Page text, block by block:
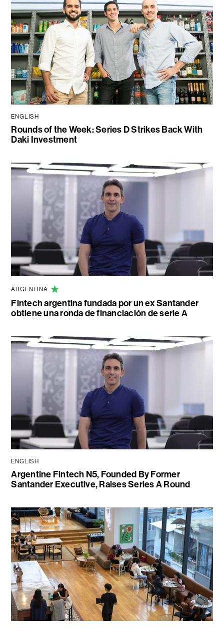
ENGLISH
Rounds of the Week: Series D Strikes Back With
Daki Investment
ARGENTINA
Fintech argentina fundada por un ex Santander
obtiene una ronda de financiación de serie A
ENGLISH
Argentine Fintech N5, Founded By Former
Santander Executive, Raises Series A Round